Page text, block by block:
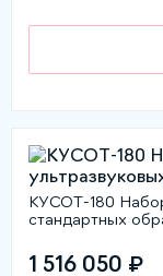
КУСОТ-180
стандартных
1 516 050 ₽